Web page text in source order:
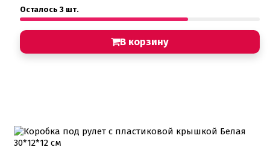
Осталось 3 шт.
В корзину